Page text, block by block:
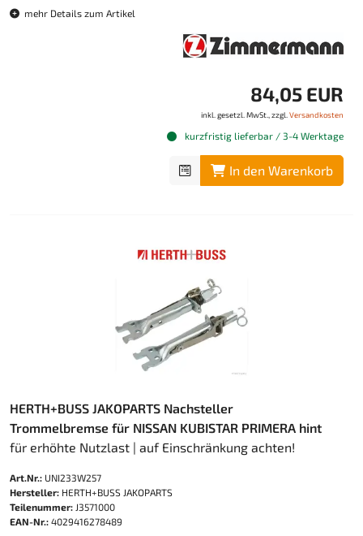
mehr Details zum Artikel
84,05 EUR
inkl. gesetzl. MwSt., zzgl. Versandkosten
kurzfristig lieferbar / 3-4 Werktage
In den Warenkorb
HERTH+BUSS JAKOPARTS Nachsteller
Trommelbremse für NISSAN KUBISTAR PRIMERA hint
für erhöhte Nutzlast | auf Einschränkung achten!
Art.Nr.: UNI233W257
Hersteller: HERTH+BUSS JAKOPARTS
Teilenummer: J3571000
EAN-Nr.: 4029416278489